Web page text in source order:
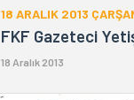
18 ARALIK 2013
FKF Gazeteci
18 Aralık 2013